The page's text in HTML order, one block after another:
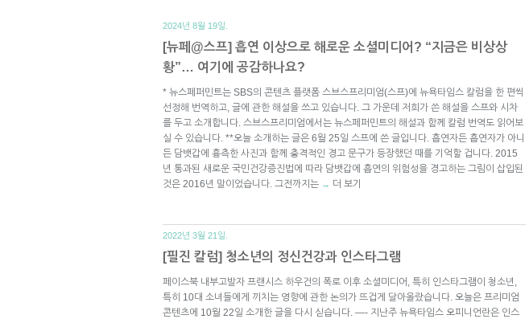
2024년 8월 19일.
[뉴페@스프] 흡연 이상으로 해로운 소셜미디어? “지금은 비상상
황”… 여기에 공감하나요?
* 뉴스페퍼민트는 SBS의 콘텐츠 플랫폼 스브스프리미엄(스프)에 뉴욕타임스 칼럼을 한 편씩
선정해 번역하고, 글에 관한 해설을 쓰고 있습니다. 그 가운데 저희가 쓴 해설을 스프와 시차
를 두고 소개합니다. 스브스프리미엄에서는 뉴스페퍼민트의 해설과 함께 칼럼 번역도 읽어보
실 수 있습니다. **오늘 소개하는 글은 6월 25일 스프에 쓴 글입니다. 흡연자든 흡연자가 아니
든 담뱃갑에 흉측한 사진과 함께 충격적인 경고 문구가 등장했던 때를 기억할 겁니다. 2015
년 통과된 새로운 국민건강증진법에 따라 담뱃갑에 흡연의 위험성을 경고하는 그림이 삽입된
것은 2016년 말이었습니다. 그전까지는 → 더 보기
2022년 3월 21일.
[필진 칼럼] 청소년의 정신건강과 인스타그램
페이스북 내부고발자 프랜시스 하우건의 폭로 이후 소셜미디어, 특히 인스타그램이 청소년,
특히 10대 소녀들에게 끼치는 영향에 관한 논의가 뜨겁게 달아올랐습니다. 오늘은 프리미엄
콘텐츠에 10월 22일 소개한 글을 다시 싣습니다. —- 지난주 뉴욕타임스 오피니언란은 인스